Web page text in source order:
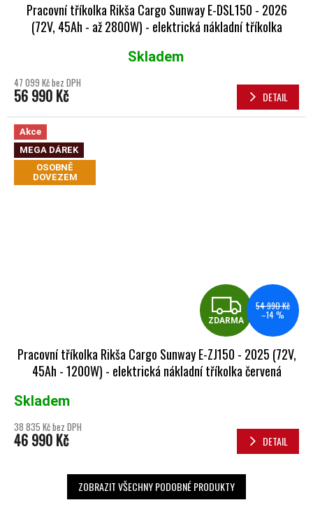
Pracovní tříkolka Rikša Cargo Sunway E-DSL150 - 2026
(72V, 45Ah - až 2800W) - elektrická nákladní tříkolka
Průměrné hodnocení produktu je 5,0 z 5 hvězdiček.
Skladem
47 099 Kč bez DPH
56 990 Kč DETAIL
Akce
MEGA DÁREK
OSOBNĚ
DOVEZEM
ZDARMA
54 990 Kč
–14 %
Pracovní tříkolka Rikša Cargo Sunway E-ZJ150 - 2025 (72V,
45Ah - 1200W) - elektrická nákladní tříkolka červená
Skladem
38 835 Kč bez DPH
46 990 Kč DETAIL
ZOBRAZIT VŠECHNY PODOBNÉ PRODUKTY